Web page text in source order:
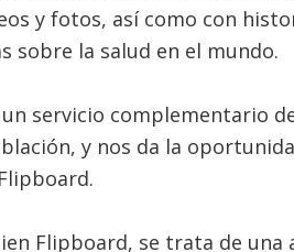
y fotos, así como con
sobre la salud en el mundo.
un servicio complementario
y nos da la
Flipboard, se trata de